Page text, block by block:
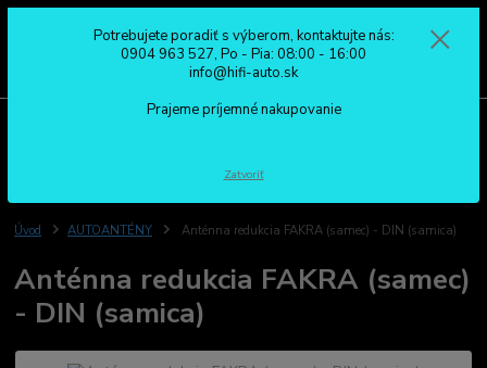
0904 963 527
Po - Pia: 08:00 - 16:00
Úvod AUTOANTÉNY Anténna redukcia FAKRA (samec) - DIN (samica)
Anténna redukcia FAKRA (samec)
- DIN (samica)
Potrebujete poradiť s výberom, kontaktujte nás:
0904 963 527, Po - Pia: 08:00 - 16:00
info@hifi-auto.sk
Prajeme príjemné nakupovanie
Zatvoriť